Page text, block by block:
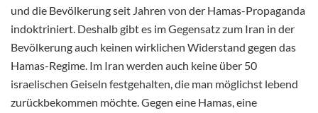
und die Bevölkerung seit Jahren von der Hamas-Propaganda
indoktriniert. Deshalb gibt es im Gegensatz zum Iran in der
Bevölkerung auch keinen wirklichen Widerstand gegen das
Hamas-Regime. Im Iran werden auch keine über 50
israelischen Geiseln festgehalten, die man möglichst lebend
zurückbekommen möchte. Gegen eine Hamas, eine